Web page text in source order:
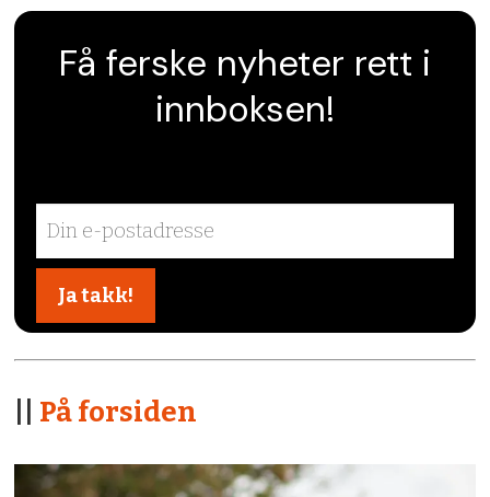
Få ferske nyheter rett i
innboksen!
På forsiden